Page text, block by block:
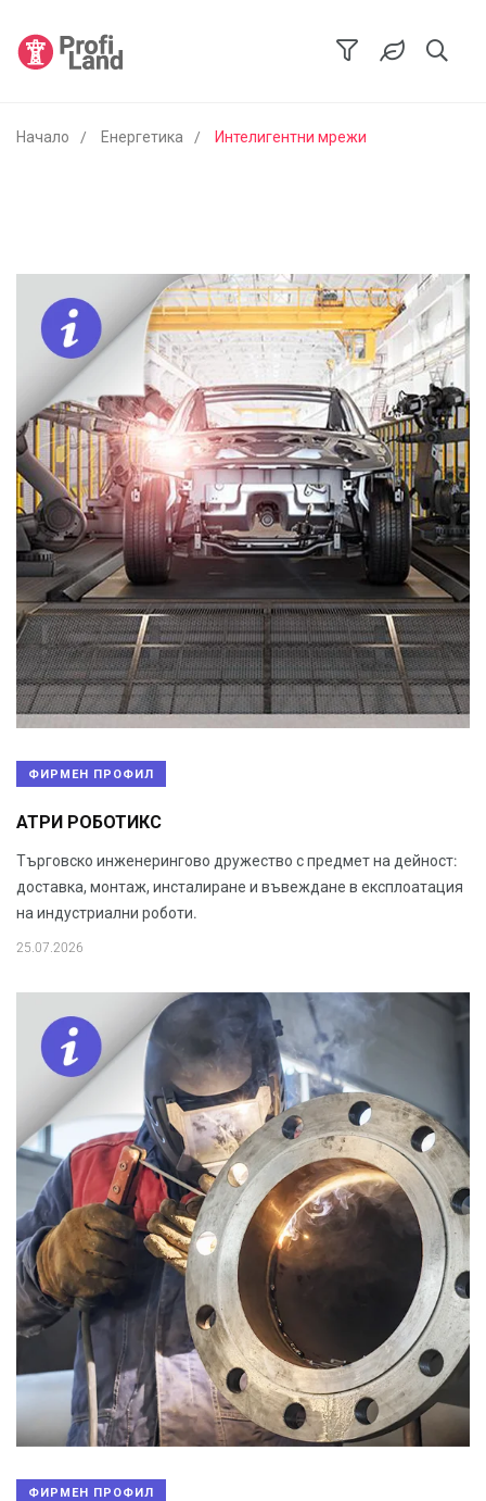
Начало Енергетика Интелигентни мрежи
ФИРМЕН ПРОФИЛ
АТРИ РОБОТИКС
Търговско инженерингово дружество с предмет на дейност:
доставка, монтаж, инсталиране и въвеждане в експлоатация
на индустриални роботи.
25.07.2026
ФИРМЕН ПРОФИЛ